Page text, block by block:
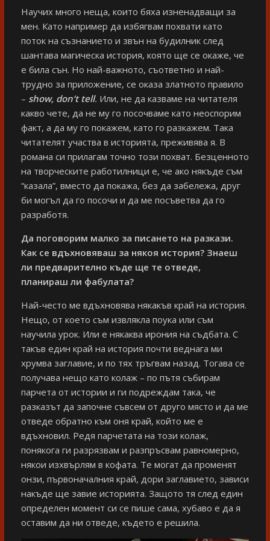
Научих много неща, които бяха изненадващи за
мен. Като например да избягвам похвати като
поток на съзнанието и звън на будилник след
шантава магическа история, която ще се окаже, че
е била сън. Но най-важното, съответно и най-
трудно за приложение, се оказа златното правило
– show, don‘t tell. Или, не да казваме на читателя
какво чете, да не му го посочваме като неоспорим
факт, а да му го покажем, като го разкажем. Така
читателят участва в историята, преживява я. В
романа си прилагам точно този похват. Безценното
на творческите работилници е, че ако някъде съм
“казала”, вместо да покажа, без да забележа, друг
би могъл да го посочи и да ме посъветва да го
разработя.
Да поговорим малко за писането на разкази.
Как се вдъхновяваш за някоя история? Знаеш
ли предварително къде ще те отведе,
планираш ли фабулата?
Най-често ме вдъхновява някакъв край на история.
Нещо, от което съм извлякла поука или съм
научила урок. Или е някаква ирония на съдбата. С
такъв един край на история почти веднага ми
хрумва заглавие, и по тях тръгвам назад. Тогава се
получава нещо като колаж – по пътя събирам
парчета от истории и ги подреждам така, че
разказът да започне съвсем от друго място и да ме
отведе обратно към оня край, който ме е
вдъхновил. Редя парчетата на този колаж,
понякога ги разрязвам и разпръсвам равномерно,
някои изхвърлям в кофата. Те могат да променят
онзи, първоначалния край, дори заглавието, зависи
накъде ще завие историята. Защото тя след един
определен момент си се пише сама, хубаво е да я
оставим да ни отведе, където е решила.